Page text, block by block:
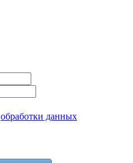
обработки данных